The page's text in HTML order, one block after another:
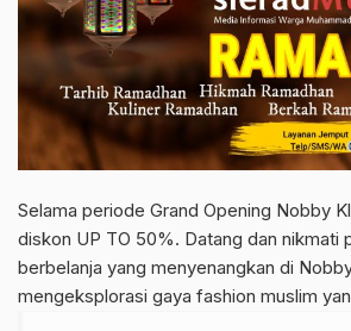
Selama periode Grand Opening Nobby
diskon UP TO 50%. Datang dan nikmati
berbelanja yang menyenangkan di
mengeksplorasi gaya fashion muslim